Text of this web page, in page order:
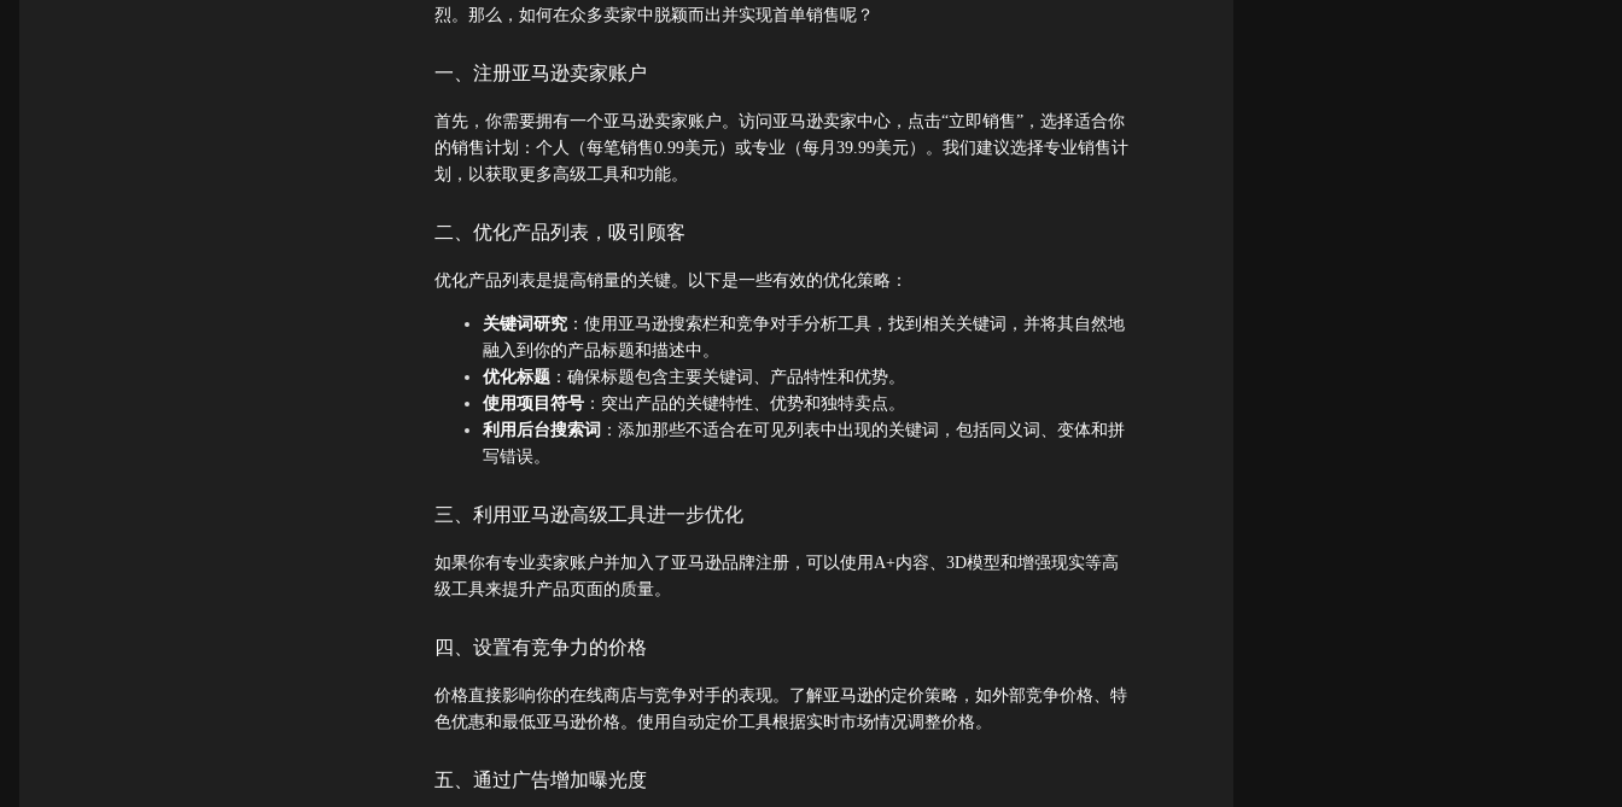
烈。那么，如何在众多卖家中脱颖而出并实现首单销售呢？
一、注册亚马逊卖家账户
首先，你需要拥有一个亚马逊卖家账户。访问 亚马逊卖家中心 ，点击“立即销售”，选择适合你
的销售计划：个人（每笔销售0.99美元）或专业（每月39.99美元）。我们建议选择专业销售计
划，以获取更多高级工具和功能。
二、优化产品列表，吸引顾客
优化产品列表是提高销量的关键。以下是一些有效的优化策略：
关键词研究 ：使用亚马逊搜索栏和竞争对手分析工具，找到相关关键词，并将其自然地
融入到你的产品标题和描述中。
优化标题 ：确保标题包含主要关键词、产品特性和优势。
使用项目符号 ：突出产品的关键特性、优势和独特卖点。
利用后台搜索词 ：添加那些不适合在可见列表中出现的关键词，包括同义词、变体和拼
写错误。
三、利用亚马逊高级工具进一步优化
如果你有专业卖家账户并加入了亚马逊品牌注册，可以使用A+内容、3D模型和增强现实等高
级工具来提升产品页面的质量。
四、设置有竞争力的价格
价格直接影响你的在线商店与竞争对手的表现。了解亚马逊的定价策略，如外部竞争价格、特
色优惠和最低亚马逊价格。使用自动定价工具根据实时市场情况调整价格。
五、通过广告增加曝光度